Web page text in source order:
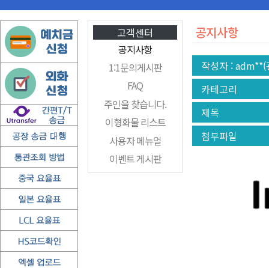
고객센터
공지사항
1:1문의게시판
FAQ
주인을 찾습니다.
이형화물 리스트
사용자 메뉴얼
이벤트 게시판
공지사항
작성자 : adm**(
카테고리
제목
첨부파일